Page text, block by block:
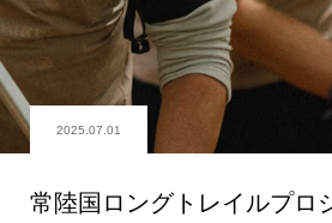
2025.07.01
常陸国ロングトレイルプロ